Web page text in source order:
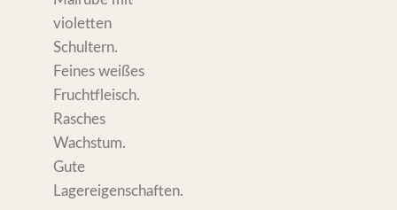
violetten
Schultern.
Feines weißes
Fruchtfleisch.
Rasches
Wachstum.
Gute
Lagereigenschaften.